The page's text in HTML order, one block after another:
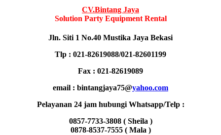
CV.Bintang Jaya
Solution Party Equipment Rental
Jln. Siti 1 No.40 Mustika Jaya Bekasi
Tlp : 021-82619088/021-82601199
Fax : 021-82619089
email : bintangjaya75@yahoo.com
Pelayanan 24 jam hubungi Whatsapp/Telp :
0857-7733-3808 ( Sheila )
0878-8537-7555 ( Mala )